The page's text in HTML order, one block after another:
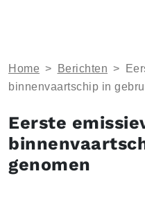
Home > Berichten >
binnenvaartschip in
Eerste
genomen